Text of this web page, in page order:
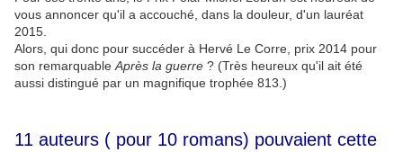
vous annoncer qu'il a accouché, dans la douleur, d'un lauréat
2015.
Alors, qui donc pour succéder à Hervé Le Corre, prix 2014 pour
son remarquable Après la guerre ? (Très heureux qu'il ait été
aussi distingué par un magnifique trophée 813.)
11 auteurs ( pour 10 romans) pouvaient cette